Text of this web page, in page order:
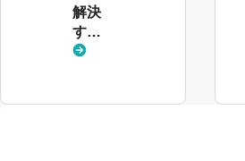
解決
する
課題